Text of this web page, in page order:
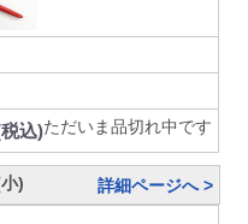
込)ただいま品切れ中です
) 詳細ページへ >